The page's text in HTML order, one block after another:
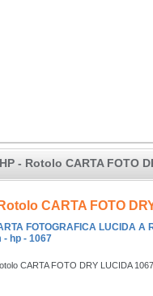
- Rotolo CARTA FOTO
CARTA FOTO
FOTOGRAFICA LUCIDA A
- hp - 1067
CARTA FOTO DRY LUCIDA